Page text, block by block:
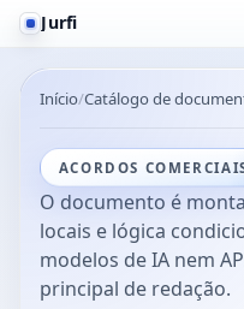
Jurfi
Início Catálogo de
ACORDOS
O documento é
locais e lógica
modelos de IA nem
principal de redação.